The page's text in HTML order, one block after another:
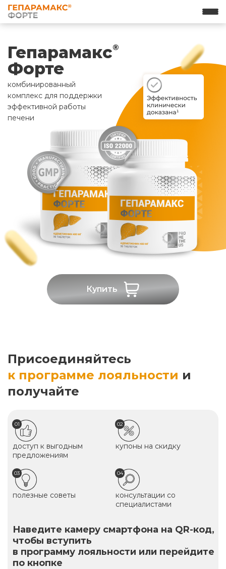
Гепарамакс®
Форте
комбинированный
комплекс для поддержки
эффективной работы
печени
Купить
Присоединяйтесь
к программе лояльности и
получайте
01
доступ к выгодным
предложениям
02
купоны на скидку
03
полезные советы
04
консультации со
специалистами
Наведите камеру смартфона на QR-код,
чтобы вступить
в программу лояльности или перейдите
по кнопке